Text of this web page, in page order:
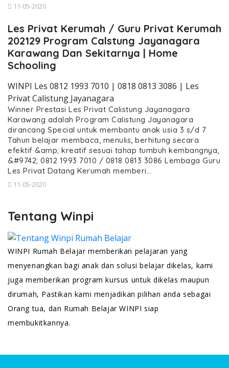
11-05-2020
Les Privat Kerumah / Guru Privat Kerumah
202129 Program Calstung Jayanagara
Karawang Dan Sekitarnya | Home
Schooling
WINPI Les 0812 1993 7010 | 0818 0813 3086 | Les
Privat Calistung Jayanagara
Winner Prestasi Les Privat Calistung Jayanagara
Karawang adalah Program Calistung Jayanagara
dirancang Special untuk membantu anak usia 3 s/d 7
Tahun belajar membaca, menulis, berhitung secara
efektif &amp; kreatif sesuai tahap tumbuh kembangnya,
&#9742; 0812 1993 7010 / 0818 0813 3086 Lembaga Guru
Les Privat Datang Kerumah memberi…
11-05-2020
Tentang Winpi
WINPI Rumah Belajar memberikan pelajaran yang
menyenangkan bagi anak dan solusi belajar dikelas, kami
juga memberikan program kursus untuk dikelas maupun
dirumah, Pastikan kami menjadikan pilihan anda sebagai
Orang tua, dan Rumah Belajar WINPI siap
membukitkannya.